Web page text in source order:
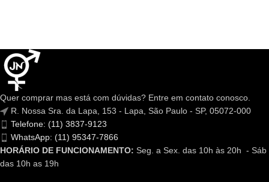
Quer comprar mas está com dúvidas? Entre em contato conosco.
R. Nossa Sra. da Lapa, 153 - Lapa, São Paulo - SP, 05072-000
Telefone: (11) 3837-9123
WhatsApp: (11) 95347-7866
HORÁRIO DE FUNCIONAMENTO: Seg. a Sex. das 10h às 20h - Sáb
das 10h as 19h